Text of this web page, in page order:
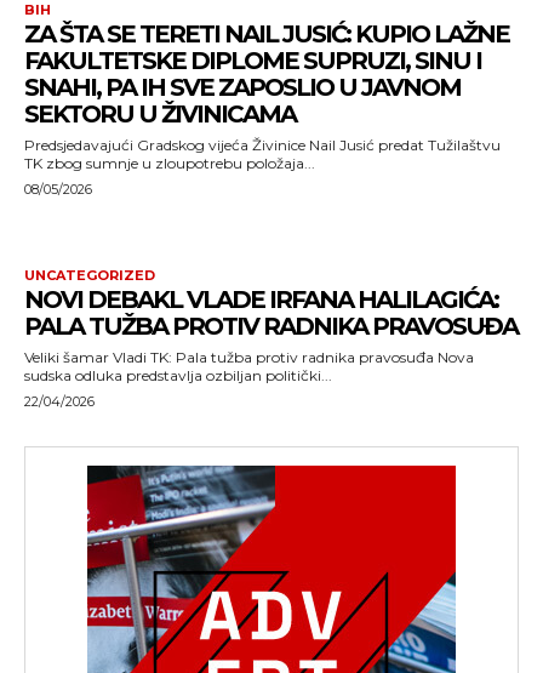
BIH
ZA ŠTA SE TERETI NAIL JUSIĆ: KUPIO LAŽNE
FAKULTETSKE DIPLOME SUPRUZI, SINU I
SNAHI, PA IH SVE ZAPOSLIO U JAVNOM
SEKTORU U ŽIVINICAMA
Predsjedavajući Gradskog vijeća Živinice Nail Jusić predat Tužilaštvu
TK zbog sumnje u zloupotrebu položaja...
08/05/2026
UNCATEGORIZED
NOVI DEBAKL VLADE IRFANA HALILAGIĆA:
PALA TUŽBA PROTIV RADNIKA PRAVOSUĐA
Veliki šamar Vladi TK: Pala tužba protiv radnika pravosuđa Nova
sudska odluka predstavlja ozbiljan politički...
22/04/2026